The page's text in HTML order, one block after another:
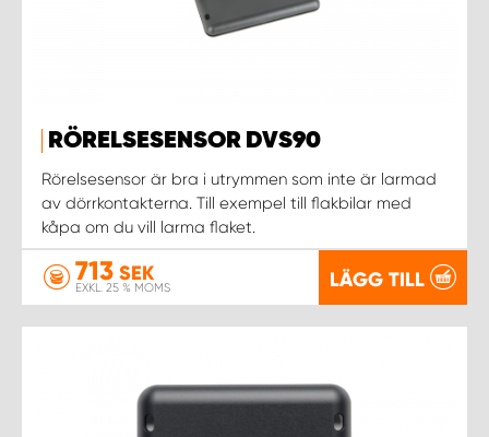
RÖRELSESENSOR DVS90
Rörelsesensor är bra i utrymmen som inte är larmad
av dörrkontakterna. Till exempel till flakbilar med
kåpa om du vill larma flaket.
713 SEK
EXKL. 25 % MOMS LÄGG TILL
WORK SYSTEM UPPSALA
WORK SYSTEM VARBERG
WORK SYSTEM VÄRNAMO